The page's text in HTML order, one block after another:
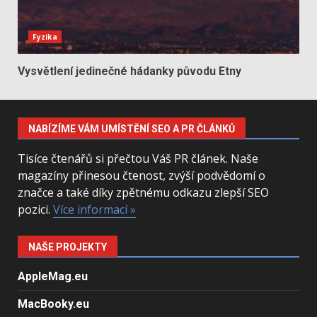
Fyzika
Vysvětlení jedinečné hádanky původu Etny
NABÍZÍME VÁM UMÍSTĚNÍ SEO A PR ČLÁNKŮ
Tisíce čtenářů si přečtou Váš PR článek. Naše
magazíny přinesou čtenost, zvýší podvědomí o
značce a také díky zpětnému odkazu zlepší SEO
pozici. Více informací »
NAŠE PROJEKTY
AppleMag.eu
MacBooky.eu